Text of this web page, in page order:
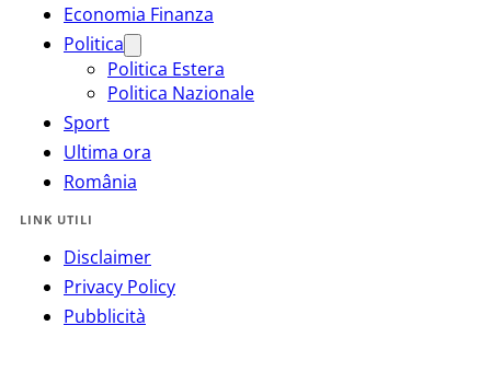
Economia Finanza
Politica
Politica Estera
Politica Nazionale
Sport
Ultima ora
România
LINK UTILI
Disclaimer
Privacy Policy
Pubblicità